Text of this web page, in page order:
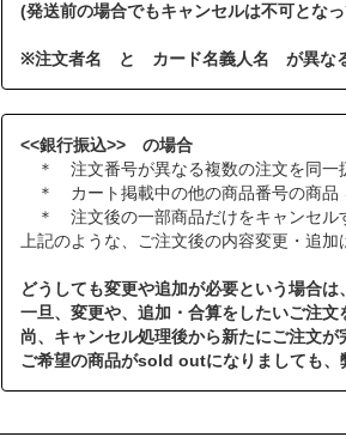
(発送前の場合でもキャンセルは不可となっ
※注文者名 と カード名義人名 が異なる
<<銀行振込>> の場合
＊ 注文番号が異なる複数の注文を同一
＊ カート掲載中の他の商品番号の商品
＊ 注文後の一部商品だけをキャンセル
上記のような、ご注文後の内容変更・追加
どうしても変更や追加が必要という場合は、
一旦、変更や、追加・合算をしたいご注文
尚、キャンセル処理後から新たにご注文が
ご希望の商品がsold outになりましても、